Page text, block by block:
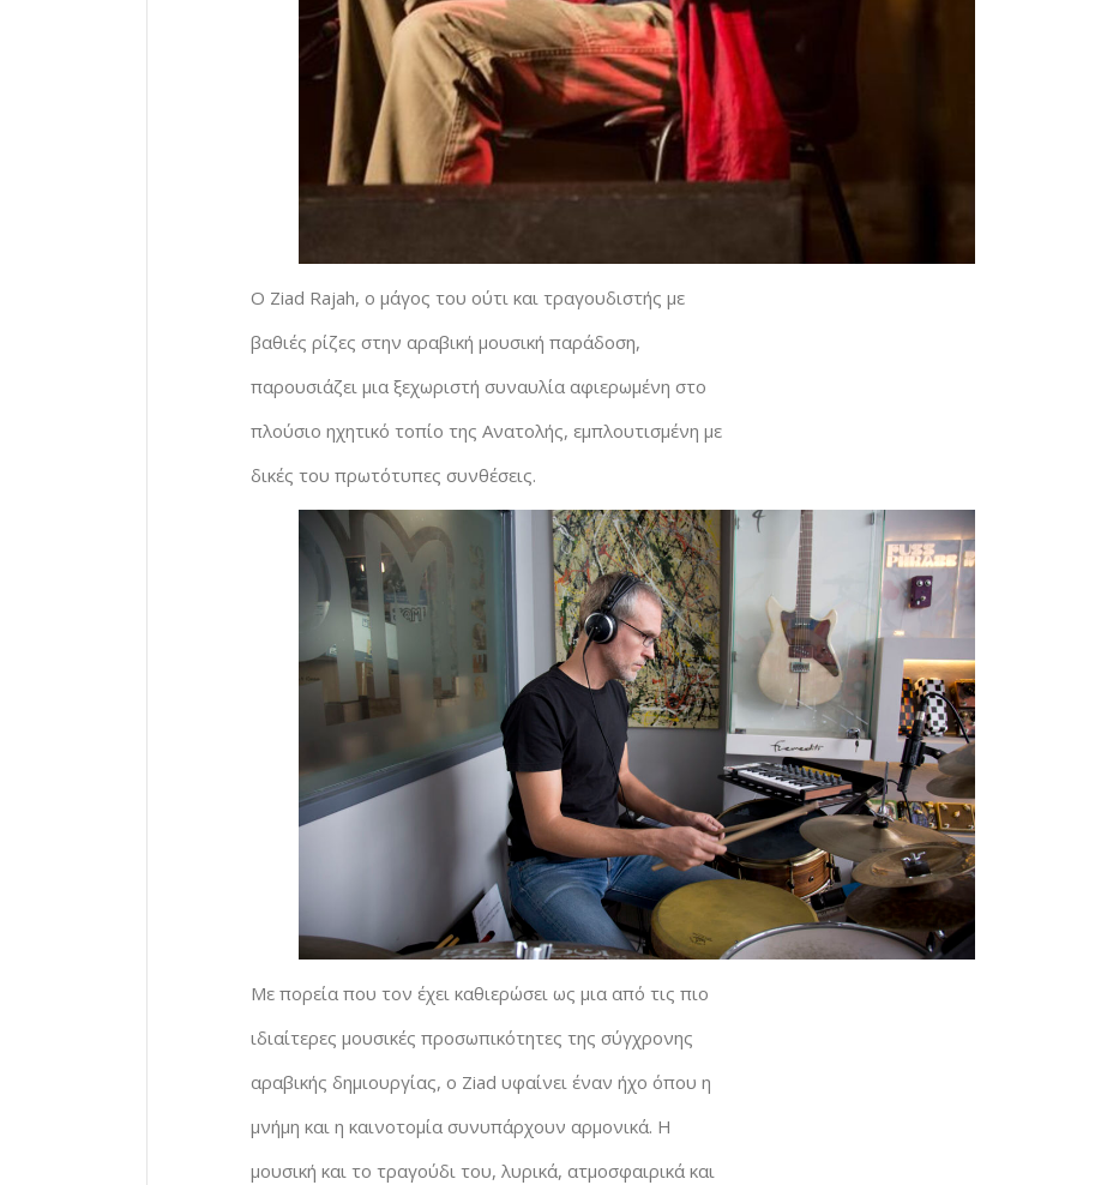
Ο Ziad Rajah, ο μάγος του ούτι και τραγουδιστής με
βαθιές ρίζες στην αραβική μουσική παράδοση,
παρουσιάζει μια ξεχωριστή συναυλία αφιερωμένη στο
πλούσιο ηχητικό τοπίο της Ανατολής, εμπλουτισμένη με
δικές του πρωτότυπες συνθέσεις.
Με πορεία που τον έχει καθιερώσει ως μια από τις πιο
ιδιαίτερες μουσικές προσωπικότητες της σύγχρονης
αραβικής δημιουργίας, ο Ziad υφαίνει έναν ήχο όπου η
μνήμη και η καινοτομία συνυπάρχουν αρμονικά. Η
μουσική και το τραγούδι του, λυρικά, ατμοσφαιρικά και